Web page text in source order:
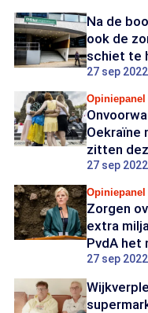
Na de
ook de
schiet te
27 sep 2022
Opiniepanel
Oekraïne
zitten
27 sep 2022
Opiniepanel
Zorgen
extra
PvdA het
27 sep 2022